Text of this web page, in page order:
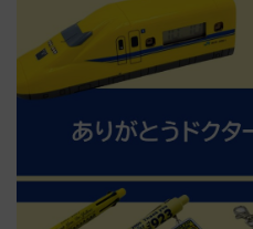
情報まとめ